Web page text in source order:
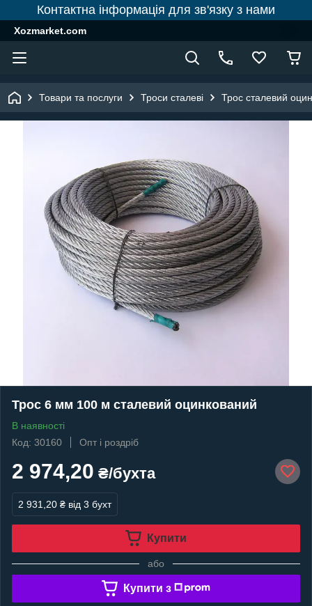
Контактна інформація для зв'язку з нами
Xozmarket.com
Товари та послуги Троси сталеві Трос сталевий
Трос 6 мм 100 м сталевий оцинкований
В наявності
Код: 30160
Опт і роздріб
2 974,20 ₴/бухта
2 931,20 ₴ від 3 бухт
Купити
або
Купити з